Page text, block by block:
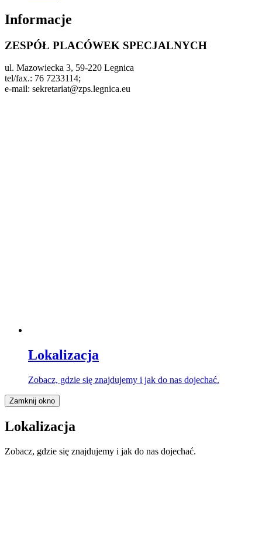
Informacje
ZESPÓŁ PLACÓWEK SPECJALNYCH
ul. Mazowiecka 3, 59-220 Legnica
tel/fax.: 76 7233114;
e-mail: sekretariat@zps.legnica.eu
Lokalizacja
Zobacz, gdzie się znajdujemy i jak do nas dojechać.
Zamknij okno
Lokalizacja
Zobacz, gdzie się znajdujemy i jak do nas dojechać.